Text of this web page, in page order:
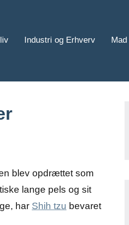
Industri og Erhverv
blev opdrættet som
lange pels og sit
har Shih tzu bevaret